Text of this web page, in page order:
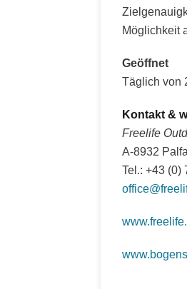
Möglichkeit
Geöffnet
Täglich von
Kontakt &
Freelife
A-8932
Tel.: +43 (0)